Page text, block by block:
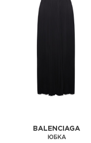
BALENCIAGA
ЮБКА